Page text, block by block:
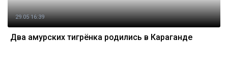
29.05 16:39
Два амурских тигрёнка родились в Караганде